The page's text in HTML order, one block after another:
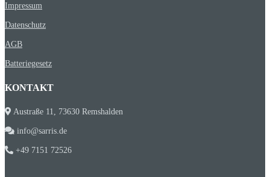
Impressum
Datenschutz
AGB
Batteriegesetz
KONTAKT
Austraße 11, 73630 Remshalden
info@sarris.de
+49 7151 72526